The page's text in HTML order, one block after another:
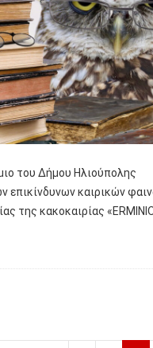
του Δήμου Ηλιούπολης
επικίνδυνων καιρικών
της κακοκαιρίας